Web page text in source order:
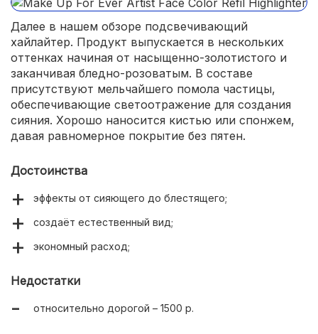
Далее в нашем обзоре подсвечивающий
хайлайтер. Продукт выпускается в нескольких
оттенках начиная от насыщенно-золотистого и
заканчивая бледно-розоватым. В составе
присутствуют мельчайшего помола частицы,
обеспечивающие светоотражение для создания
сияния. Хорошо наносится кистью или спонжем,
давая равномерное покрытие без пятен.
Достоинства
эффекты от сияющего до блестящего;
создаёт естественный вид;
экономный расход;
Недостатки
относительно дорогой – 1500 р.